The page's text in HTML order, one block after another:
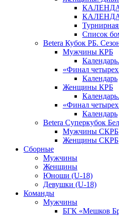
Список
Betera Кубок РБ.
Мужчины КРБ
«Финал
Календарь
Женщины КРБ
«Финал
Календарь
Betera Суперкубок
Мужчины СКРБ
Женщины СКРБ
Сборные
Мужчины
Женщины
Юноши (U-18)
Девушки (U-18)
Команды
Мужчины
БГК «Мешков